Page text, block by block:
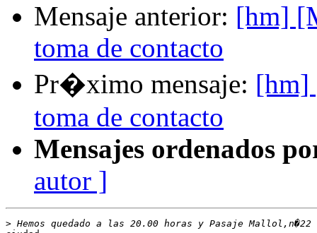
Mensaje anterior: [hm]
toma de contacto
Pr�ximo mensaje: [hm]
toma de contacto
Mensajes ordenados
autor ]
>